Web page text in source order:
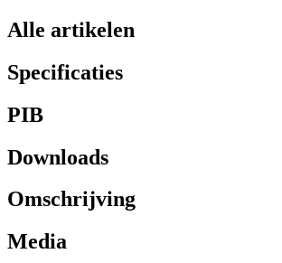
Alle artikelen
Specificaties
PIB
Downloads
Omschrijving
Media